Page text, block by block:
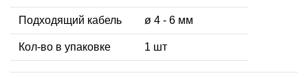
Подходящий кабель ø 4 - 6 мм
Кол-во в упаковке 1 шт